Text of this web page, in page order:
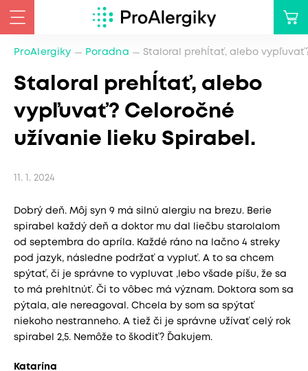
ProAlergiky Poradna Staloral prehĺtať, alebo
Staloral prehĺtať, alebo
vypľuvať? Celoročné
užívanie lieku Spirabel.
11. 1. 2024
Dobrý deň. Môj syn 9 má silnú alergiu na brezu. Berie
spirabel každý deň a doktor mu dal liečbu starolalom
od septembra do apríla. Každé ráno na lačno 4 streky
pod jazyk, následne podržať a vypluť. A to sa chcem
spýtať, či je správne to vypluvat ,lebo všade píšu, že sa
to má prehltnúť. Či to vôbec má význam. Doktora som sa
pýtala, ale nereagoval. Chcela by som sa spýtať
niekoho nestranneho. A tiež či je správne užívať celý rok
spirabel 2,5. Nemôže to škodiť? Ďakujem.
Katarína